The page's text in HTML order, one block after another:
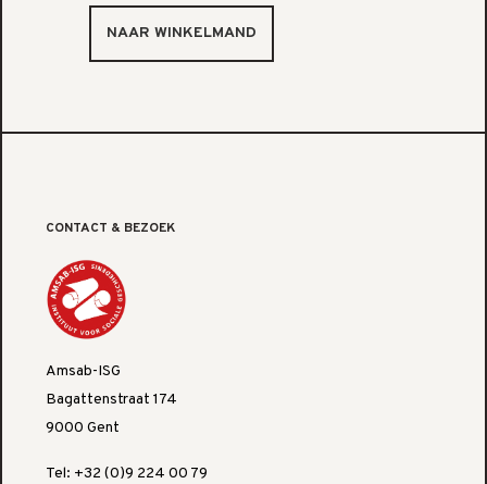
CONTACT & BEZOEK
Amsab-ISG
Bagattenstraat 174
9000 Gent
Tel: +32 (0)9 224 00 79